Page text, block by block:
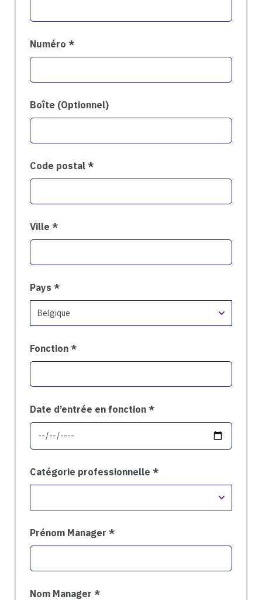
Numéro
Boîte (Optionnel)
Code postal
Ville
Pays
Fonction
Date d’entrée en fonction
Catégorie professionnelle
Prénom Manager
Nom Manager